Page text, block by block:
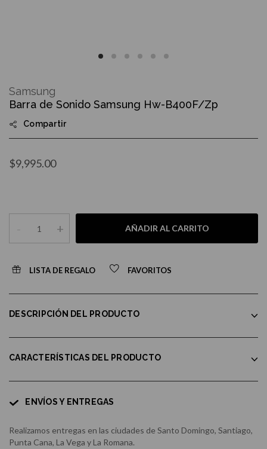
the
beginning
the
images
Barra de Sonido Samsung Hw-B400F/Zp
Compartir
$9,995.00
- + AÑADIR AL CARRITO
LISTA DE REGALO FAVORITOS
Samsung
DESCRIPCIÓN DEL PRODUCTO
CARACTERÍSTICAS DEL PRODUCTO
ENVÍOS Y ENTREGAS
Realizamos entregas en las ciudades de Santo Domingo, Santiago,
Punta Cana, La Vega y La Romana.